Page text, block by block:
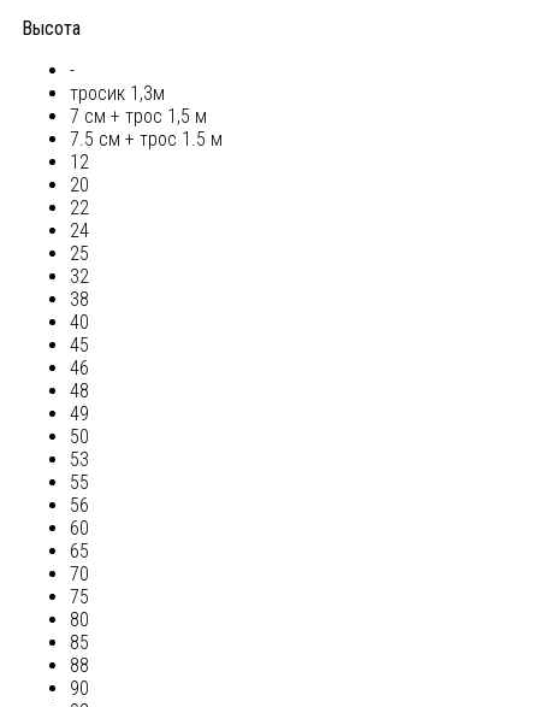
Высота
-
тросик 1,3м
7 см + трос 1,5 м
7.5 см + трос 1.5 м
12
20
22
24
25
32
38
40
45
46
48
49
50
53
55
56
60
65
70
75
80
85
88
90